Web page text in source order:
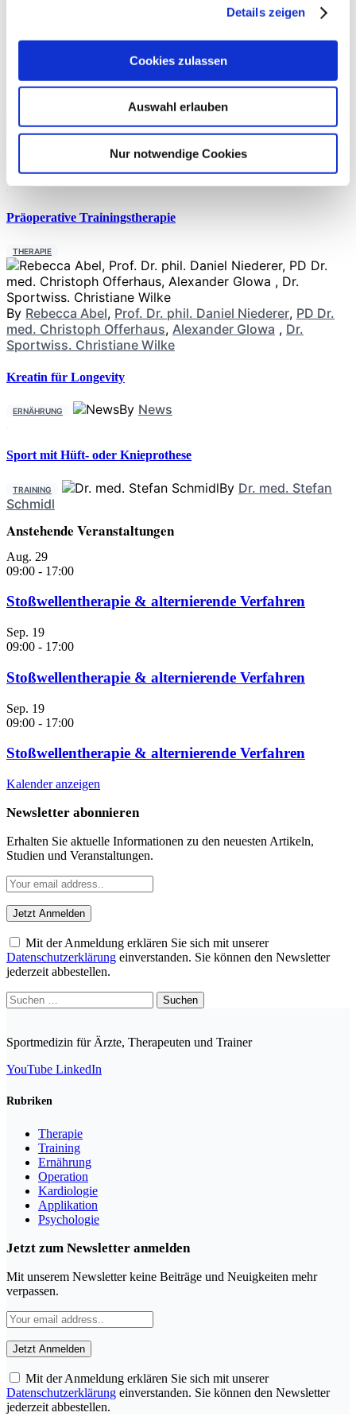
Details zeigen
Cookies zulassen
Auswahl erlauben
Nur notwendige Cookies
Moderne Knieendoprothetik
Philipp A. Michel
Präoperative Trainingstherapie
THERAPIE
By Rebecca Abel, Prof. Dr. phil. Daniel Niederer, PD Dr.
med. Christoph Offerhaus, Alexander Glowa , Dr.
Sportwiss. Christiane Wilke
Kreatin für Longevity
ERNÄHRUNG By News
Sport mit Hüft- oder Knieprothese
TRAINING By Dr. med. Stefan
Schmidl
Anstehende Veranstaltungen
Aug. 29
09:00 - 17:00
Stoßwellentherapie & alternierende Verfahren
Sep. 19
09:00 - 17:00
Stoßwellentherapie & alternierende Verfahren
Sep. 19
09:00 - 17:00
Stoßwellentherapie & alternierende Verfahren
Kalender anzeigen
Newsletter abonnieren
Erhalten Sie aktuelle Informationen zu den neuesten Artikeln,
Studien und Veranstaltungen.
Mit der Anmeldung erklären Sie sich mit unserer
Datenschutzerklärung einverstanden. Sie können den Newsletter
jederzeit abbestellen.
Suchen
nach:
Sportmedizin für Ärzte, Therapeuten und Trainer
YouTube LinkedIn
Rubriken
Therapie
Training
Ernährung
Operation
Kardiologie
Applikation
Psychologie
Jetzt zum Newsletter anmelden
Mit unserem Newsletter keine Beiträge und Neuigkeiten mehr
verpassen.
Mit der Anmeldung erklären Sie sich mit unserer
Datenschutzerklärung einverstanden. Sie können den Newsletter
jederzeit abbestellen.